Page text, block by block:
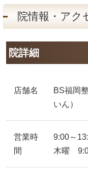
院情報・アク
院詳細
店舗名
BS福岡
いん）
営業時
間
9:00～
木曜